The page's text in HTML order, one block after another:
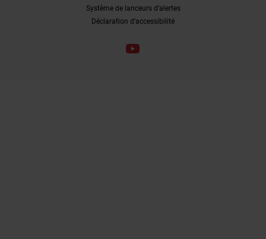
Système de lanceurs d’alertes
Déclaration d’accessibilité